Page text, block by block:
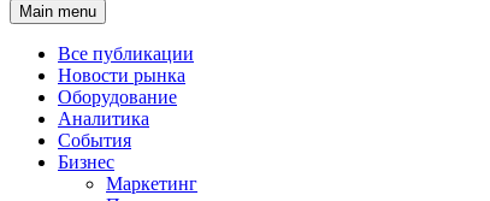
Main menu
Все публикации
Новости рынка
Оборудование
Аналитика
События
Бизнес
Маркетинг